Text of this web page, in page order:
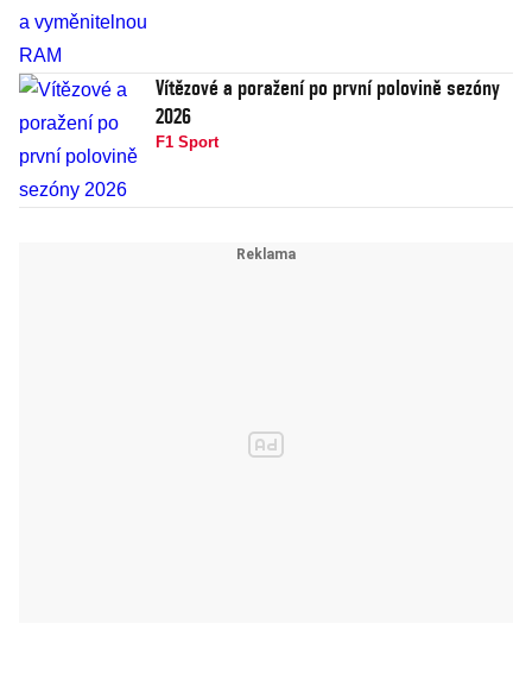
Vítězové a poražení po první polovině sezóny
2026
F1 Sport